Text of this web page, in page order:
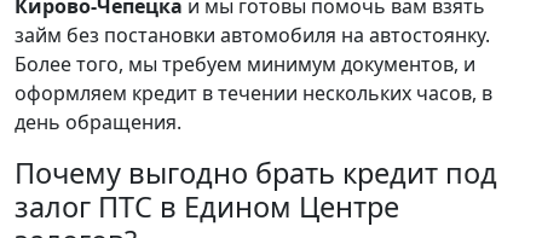
Кирово-Чепецка и мы готовы помочь вам взять
займ без постановки автомобиля на автостоянку.
Более того, мы требуем минимум документов, и
оформляем кредит в течении нескольких часов, в
день обращения.
Почему выгодно брать кредит под
залог ПТС в Едином Центре